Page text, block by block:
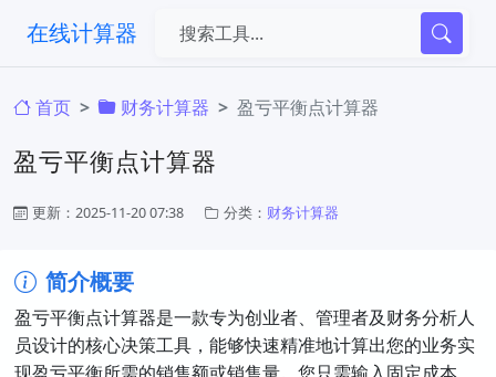
在线计算器
首页 财务计算器 盈亏平衡点计算器
盈亏平衡点计算器
更新：2025-11-20 07:38 分类： 财务计算器
简介概要
盈亏平衡点计算器是一款专为创业者、管理者及财务分析人
员设计的核心决策工具，能够快速精准地计算出您的业务实